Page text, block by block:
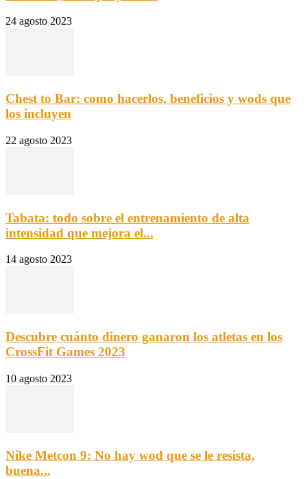
24 agosto 2023
Chest to Bar: como hacerlos, beneficios y wods que
los incluyen
22 agosto 2023
Tabata: todo sobre el entrenamiento de alta
intensidad que mejora el...
14 agosto 2023
Descubre cuánto dinero ganaron los atletas en los
CrossFit Games 2023
10 agosto 2023
Nike Metcon 9: No hay wod que se le resista,
buena...